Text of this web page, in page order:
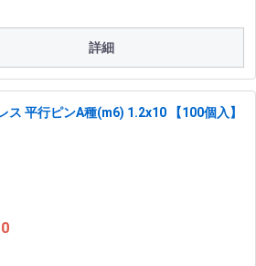
詳細
ス 平行ピンA種(m6) 1.2x10 【100個入】